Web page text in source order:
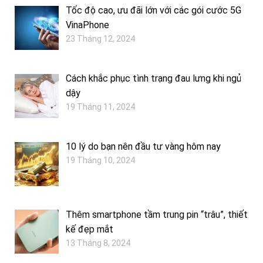
Tốc độ cao, ưu đãi lớn với các gói cước 5G
VinaPhone
23 Tháng 12, 2024
Cách khắc phục tình trạng đau lưng khi ngủ
dậy
19 Tháng 11, 2024
10 lý do bạn nên đầu tư vàng hôm nay
19 Tháng 10, 2024
Thêm smartphone tầm trung pin “trâu”, thiết
kế đẹp mắt
13 Tháng 8, 2024